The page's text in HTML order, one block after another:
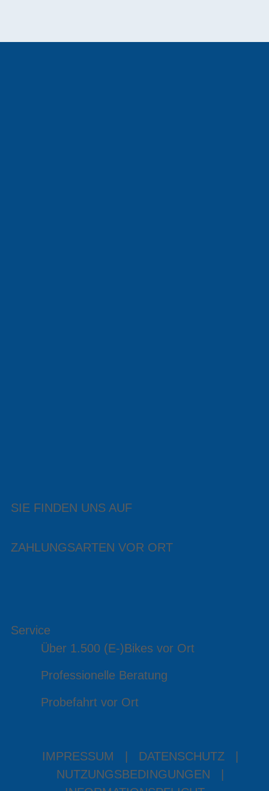
SIE FINDEN UNS AUF
ZAHLUNGSARTEN VOR ORT
Service
Über 1.500 (E-)Bikes vor Ort
Professionelle Beratung
Probefahrt vor Ort
IMPRESSUM DATENSCHUTZ
NUTZUNGSBEDINGUNGEN